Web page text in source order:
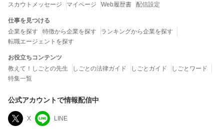
スカウトメッセージ
マイページ Web履歴書 配信設定
仕事を見つける
企業を探す
特徴から企業を探す
ランキングから企業を探す
転職エージェントを探す
お役立ちコンテンツ
教えて！しごとの先生
しごとの法律ガイド しごとガイド
しごとワード
特集一覧
公式アカウントで情報配信中
X LINE